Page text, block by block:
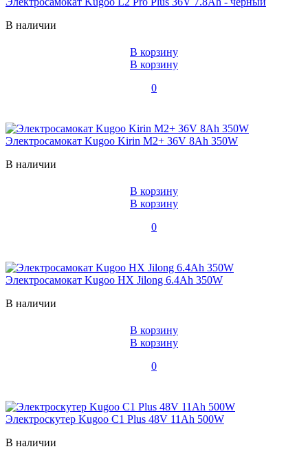
В наличии
В корзину
В корзину
0
Электросамокат Kugoo Kirin M2+ 36V 8Ah 350W
В наличии
В корзину
В корзину
0
Электросамокат Kugoo HX Jilong 6.4Ah 350W
В наличии
В корзину
В корзину
0
Электроскутер Kugoo C1 Plus 48V 11Ah 500W
В наличии